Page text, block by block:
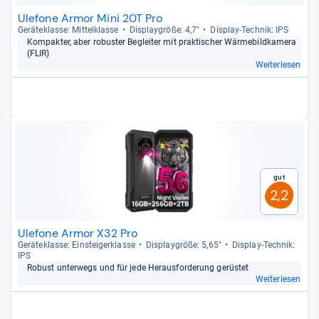
Ulefone Armor Mini 20T Pro
Gerä­te­klasse: Mit­tel­klasse Dis­play­größe: 4,7"
Dis­play-​Tech­nik: IPS
Kom­pak­ter, aber robus­ter Beglei­ter mit prak­ti­scher Wär­me­bild­ka­mera
(FLIR)
Weiterlesen
Gut
2,2
Ulefone Armor X32 Pro
Gerä­te­klasse: Ein­stei­ger­klasse Dis­play­größe: 5,65"
Dis­play-​Tech­nik:
IPS
Robust unter­wegs und für jede Her­aus­for­de­rung gerüs­tet
Weiterlesen